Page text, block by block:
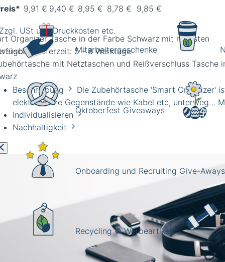
Mitarbeitergeschenke
Oktoberfest Giveaways
Onboarding und Recruiting Give-Aways
Recycling ♻️ Werbeartikel
Organizer Tasche in der Farbe Schwarz mit robusten
9,91 € 9,40 € 8,95 € 8,78 € 9,85 €
USt und Druckkosten etc.
Lieferzeit: 5 - 8 Werktage
Beschreibung
Die Zubehörtasche 'Smart Organizer'
elektronische Gegenstände wie Kabel etc, unterweg…
Individualisieren
Nachhaltigkeit